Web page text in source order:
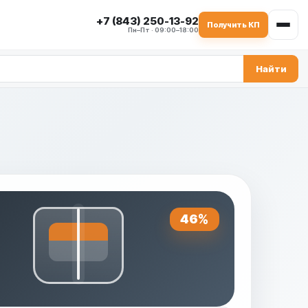
+7 (843) 250-13-92
Пн–Пт · 09:00–18:00
Получить КП
Найти
46%